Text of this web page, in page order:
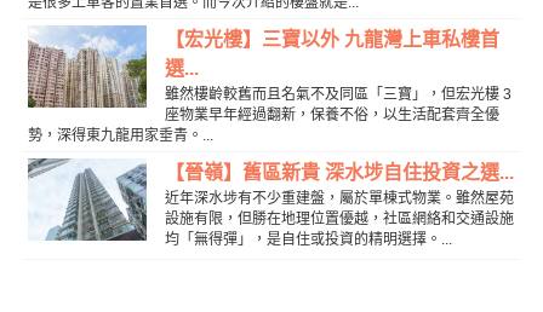
【宏光樓】三寶以外 九龍灣上車私樓首
選...
雖然樓齡較舊而且名氣不及同區「三寶」，但宏光樓 3
座物業早年經過翻新，保養不俗，以生活配套齊全優
勢，深得東九龍用家垂青。...
【晉嶺】舊區新貴 深水埗自住投資之選...
近年深水埗有不少重建盤，屬於單棟式物業。雖然屋苑
設施有限，但勝在地理位置優越，社區網絡和交通設施
均「無得彈」，是自住或投資的精明選擇。...